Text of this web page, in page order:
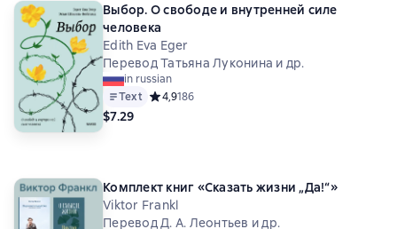
Выбор. О свободе и внутренней силе
человека
Edith Eva Eger
Перевод Татьяна Луконина и др.
in russian
Text Средний рейтинг 4,9 на основе 186 оценок
4,9186
$7.29
Комплект книг «Сказать жизни „Да!“»
Viktor Frankl
Перевод Д. А. Леонтьев и др.